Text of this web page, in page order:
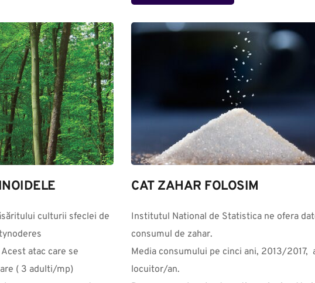
culturii sfeclei de
atac care se
( 3 adulti/mp)
CAT ZAHAR FOLOSIM
Institutul National de Statistica ne ofera
consumul de zahar.
Media consumului pe cinci ani, 2013/2017,
locuitor/an.